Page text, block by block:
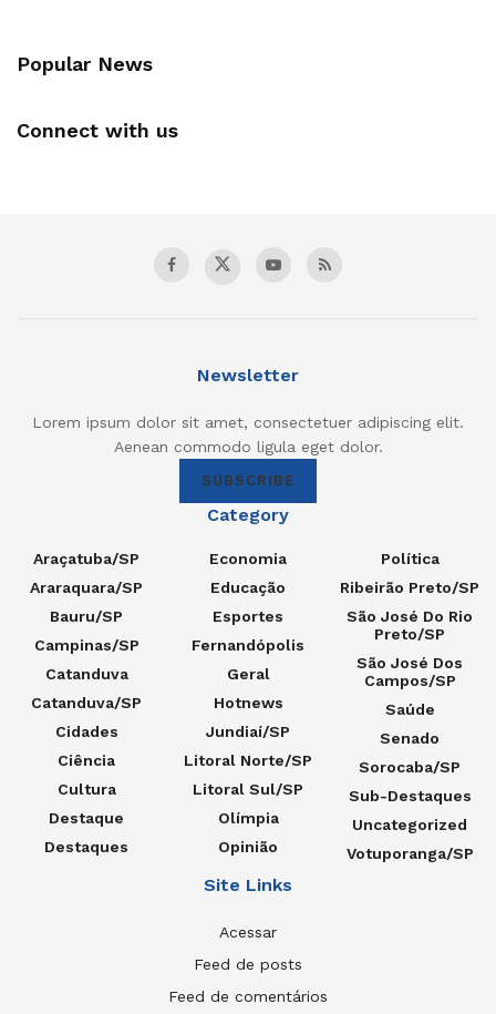
Popular News
Connect with us
Newsletter
Lorem ipsum dolor sit amet, consectetuer adipiscing elit.
Aenean commodo ligula eget dolor.
SUBSCRIBE
Category
Araçatuba/SP
Araraquara/SP
Bauru/SP
Campinas/SP
Catanduva
Catanduva/SP
Cidades
Ciência
Cultura
Destaque
Destaques
Economia
Educação
Esportes
Fernandópolis
Geral
Hotnews
Jundiaí/SP
Litoral Norte/SP
Litoral Sul/SP
Olímpia
Opinião
Política
Ribeirão Preto/SP
São José Do Rio
Preto/SP
São José Dos
Campos/SP
Saúde
Senado
Sorocaba/SP
Sub-Destaques
Uncategorized
Votuporanga/SP
Site Links
Acessar
Feed de posts
Feed de comentários